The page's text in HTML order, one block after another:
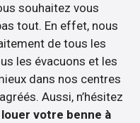
souhaitez vous
tout. En effet, nous
de tous les
les évacuons et les
dans nos centres
Aussi, n’hésitez
louer votre benne à